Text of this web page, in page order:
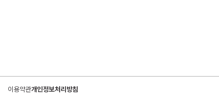
이용약관개인정보처리방침